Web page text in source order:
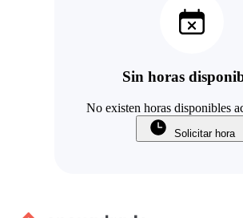
Sin horas
No existen horas disponibles
Solicitar hora